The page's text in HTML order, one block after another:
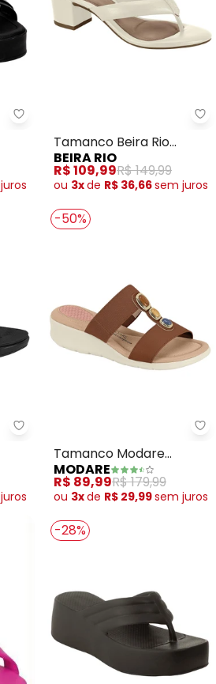
Beira Rio - Tamanco Beira Rio
juros
Tamanco Beira Rio
(Branco)
BEIRA RIO
R$ 109,99R$ 149,99
ou 3xde R$ 36,66sem juros
Beira Rio - Tamanco Beira Rio
juros
-50%
Tamanco Modare
(Marrom)
MODARE
R$ 89,99R$ 179,99
ou 3xde R$ 29,99sem juros
-28%